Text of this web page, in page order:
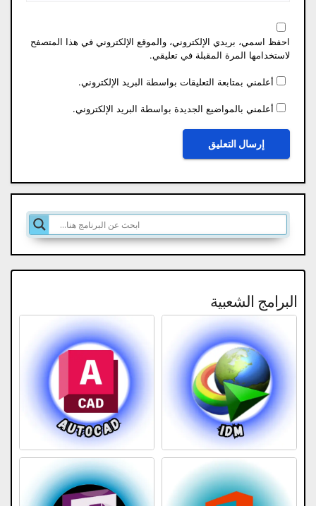
احفظ اسمي، بريدي الإلكتروني، والموقع الإلكتروني في هذا المتصفح
لاستخدامها المرة المقبلة في تعليقي.
أعلمني بمتابعة التعليقات بواسطة البريد الإلكتروني.
أعلمني بالمواضيع الجديدة بواسطة البريد الإلكتروني.
البرامج الشعبية